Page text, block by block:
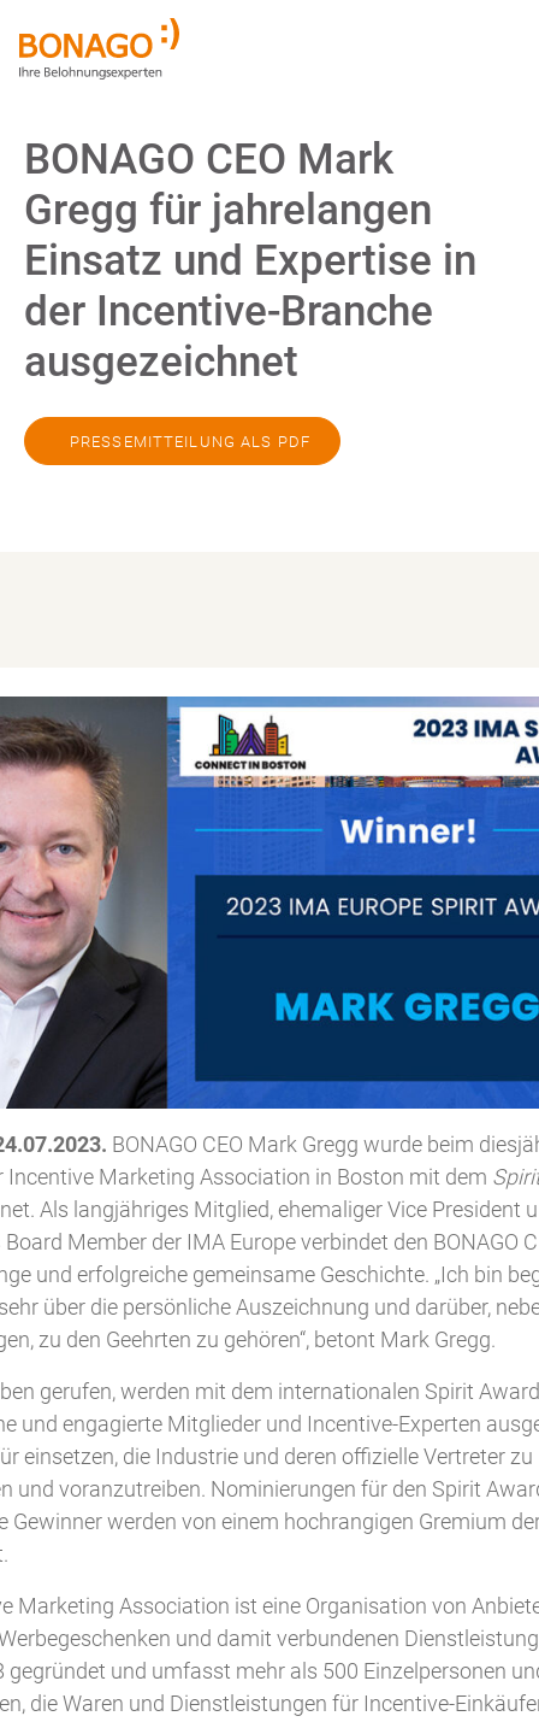
BONAGO CEO Mark
Gregg für jahrelangen
Einsatz und Expertise in
der Incentive-Branche
ausgezeichnet
PRESSEMITTEILUNG ALS PDF
BONAGO CEO Mark Gregg wurde beim
Incentive Marketing Association in Boston mit dem
Als langjähriges Mitglied, ehemaliger Vice President
Member der IMA Europe verbindet den BONAGO
und erfolgreiche gemeinsame Geschichte. „Ich bin
über die persönliche Auszeichnung und darüber,
zu den Geehrten zu gehören“, betont Mark Gregg.
gerufen, werden mit dem internationalen Spirit
und engagierte Mitglieder und Incentive-Experten
einsetzen, die Industrie und deren offizielle Vertreter zu
und voranzutreiben. Nominierungen für den Spirit
Gewinner werden von einem hochrangigen Gremium
Marketing Association ist eine Organisation von
und damit verbundenen
gegründet und umfasst mehr als 500 Einzelpersonen
die Waren und Dienstleistungen für Incentive-